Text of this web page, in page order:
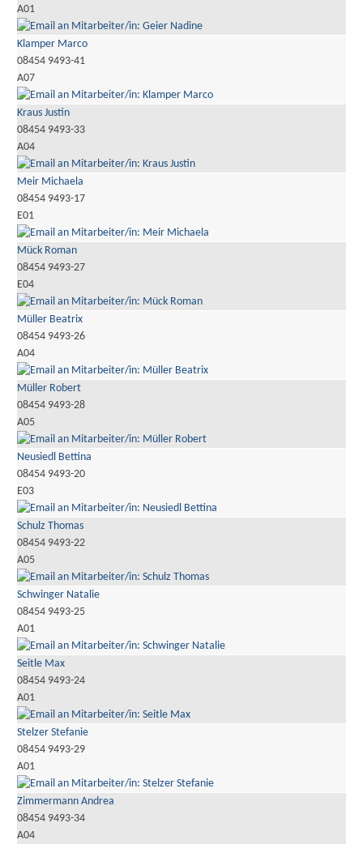
A01
Klamper Marco
08454 9493-41
A07
Kraus Justin
08454 9493-33
A04
Meir Michaela
08454 9493-17
E01
Mück Roman
08454 9493-27
E04
Müller Beatrix
08454 9493-26
A04
Müller Robert
08454 9493-28
A05
Neusiedl Bettina
08454 9493-20
E03
Schulz Thomas
08454 9493-22
A05
Schwinger Natalie
08454 9493-25
A01
Seitle Max
08454 9493-24
A01
Stelzer Stefanie
08454 9493-29
A01
Zimmermann Andrea
08454 9493-34
A04